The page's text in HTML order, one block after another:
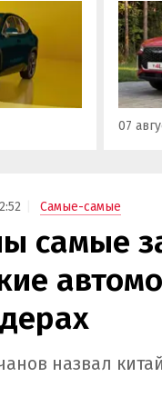
можно
250 тыс.
На
время
ходе
07
Самые-самые
самые
назвал